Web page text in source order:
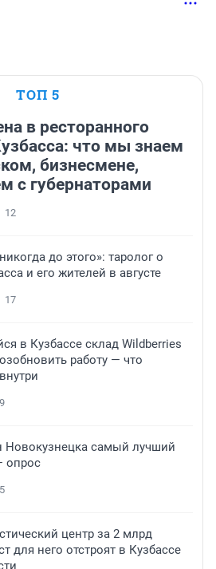
ТОП 5
в ресторанного
бизнесмене,
с губернаторами
до этого»: таролог о
и его жителей в августе
в Кузбассе склад Wildberries
работу — что